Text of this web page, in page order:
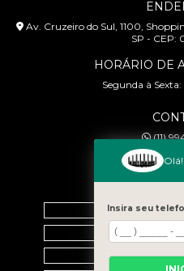
Av. Cruzeiro do Sul, 1100,
SP - CEP:
HORÁRIO DE
Segunda à
(11)
Insira seu